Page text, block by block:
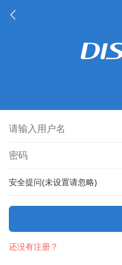
安全提问(未设置请忽略)
还没有注册？